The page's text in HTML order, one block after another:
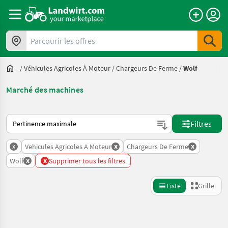
Parcourir les offres
/Véhicules Agricoles À Moteur /Chargeurs De Ferme /Wolf
Marché des machines
Voici comment les annonces sont triées sur Landwirt.com
Filtres
x Vehicules Agricoles A Moteur x Chargeurs De Ferme x
Wolf x x Supprimer tous les filtres
Liste Grille